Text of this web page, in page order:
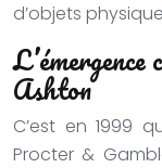
d’objets
L’émergence
Ashton
C’est en 1999
Procter &